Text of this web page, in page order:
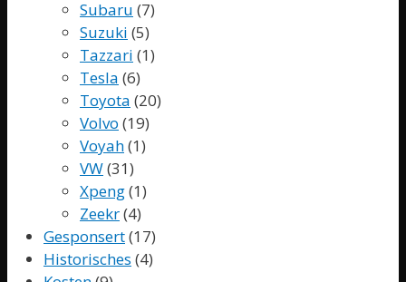
Subaru (7)
Suzuki (5)
Tazzari (1)
Tesla (6)
Toyota (20)
Volvo (19)
Voyah(1)
VW(31)
Xpeng(1)
Zeekr(4)
Gesponsert(17)
Historisches (4)